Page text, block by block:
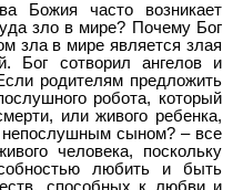
Божия часто возникает
зло в мире? Почему Бог
зла в мире является злая
Бог сотворил ангелов и
родителям предложить
робота, который
или живого ребенка,
непослушным сыном? – все
человека, поскольку
любить и быть